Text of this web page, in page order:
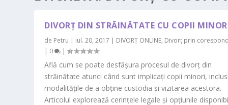
DIVORȚ DIN STRĂINĂTATE CU COPII
de Petru | iul. 20, 2017 | DIVORȚ ONLINE, Divorț prin
| 0 |
Află cum se poate desfășura procesul de divorț din
străinătate atunci când sunt implicați copii minori,
modalitățile de a obține custodia și vizitarea acestora.
Articolul explorează cerințele legale și opțiunile